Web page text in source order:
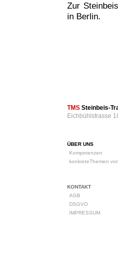
Zur
in Berlin.
TMS Steinbeis-
Eichbühlstrasse
ÜBER UNS
Kompetenzen
konkreteThemen
KONTAKT
AGB
DSGVO
IMPRESSUM